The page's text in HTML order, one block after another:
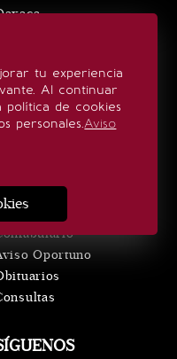
tu experiencia
Al continuar
política de cookies
personales.Aviso
Oportuno
Universal